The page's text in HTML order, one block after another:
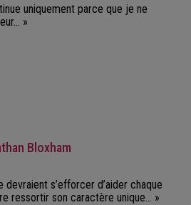
uniquement parce que je ne
»
Bloxham
devraient s’efforcer d’aider chaque
ressortir son caractère unique… »